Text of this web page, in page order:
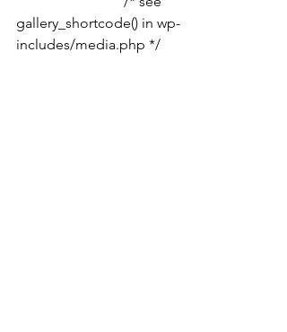
gallery_shortcode() in wp-
includes/media.php */